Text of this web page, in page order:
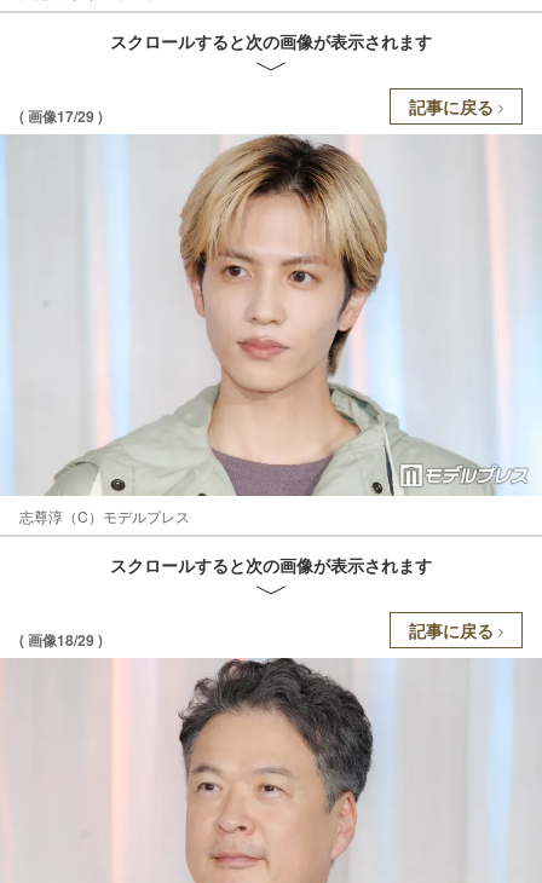
スクロールすると次の画像が表示されます
( 画像17/29 ) 記事に戻る
志尊淳（C）モデルプレス
スクロールすると次の画像が表示されます
( 画像18/29 ) 記事に戻る